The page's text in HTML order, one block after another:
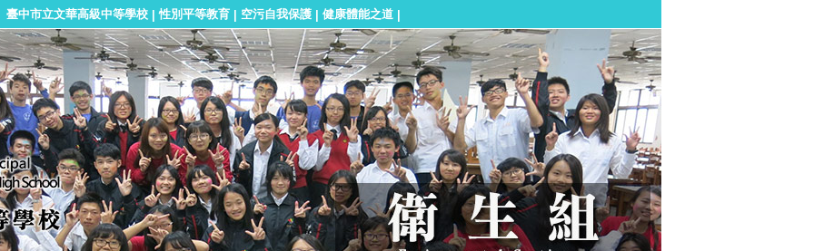
臺中市立文華高級中等學校 |性別平等教育 | 空污自我保護 | 健康體能之道 |